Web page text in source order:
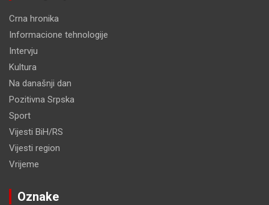
Crna hronika
Informacione tehnologije
Intervju
Kultura
Na današnji dan
Pozitivna Srpska
Sport
Vijesti BiH/RS
Vijesti region
Vrijeme
Oznake